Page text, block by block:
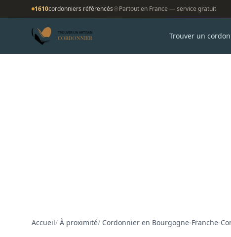
1610cordonniers référencés Partout en France — service gratuit
Trouver un
Accueil/ À proximité/ Cordonnier en Bourgogne-Franche-